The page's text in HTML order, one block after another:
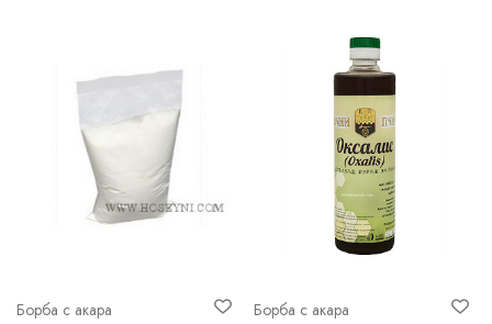
Борба с акара Борба с акара